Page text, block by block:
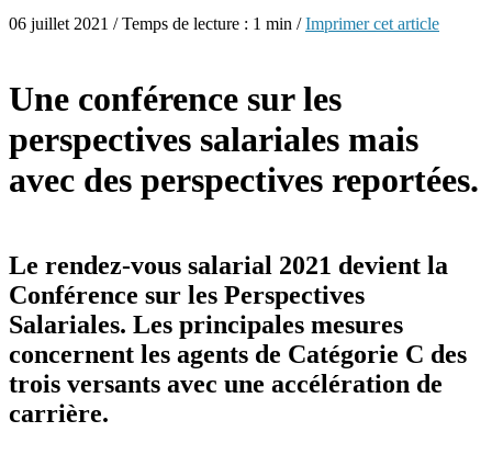
06 juillet 2021 / Temps de lecture : 1 min /Imprimer cet article
Une conférence sur les
perspectives salariales mais
avec des perspectives reportées.
Le rendez-vous salarial 2021 devient la
Conférence sur les Perspectives
Salariales. Les principales mesures
concernent les agents de Catégorie C des
trois versants avec une accélération de
carrière.